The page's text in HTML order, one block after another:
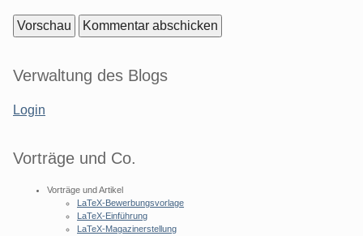
Seitenleiste
Verwaltung des Blogs
Login
Vorträge und Co.
Vorträge und Artikel
LaTeX-Bewerbungsvorlage
LaTeX-Einführung
LaTeX-Magazinerstellung